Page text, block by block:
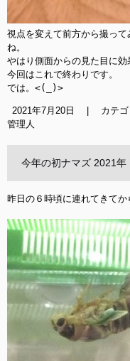
視点を変えて前方から撮っ
ね。
やはり側面からの見た目に効
今回はこれで終わりです。
では。<(_)>
2021年7月20日 カテ
管理人
今年の初ナマズ 2021年
昨日の６時頃に連れてきてか